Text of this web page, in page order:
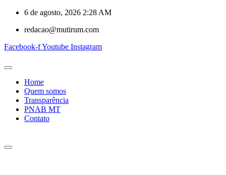
6 de agosto, 2026 2:28 AM
redacao@mutirum.com
Facebook-fYoutube Instagram
Home
Quem somos
Transparência
PNAB MT
Contato